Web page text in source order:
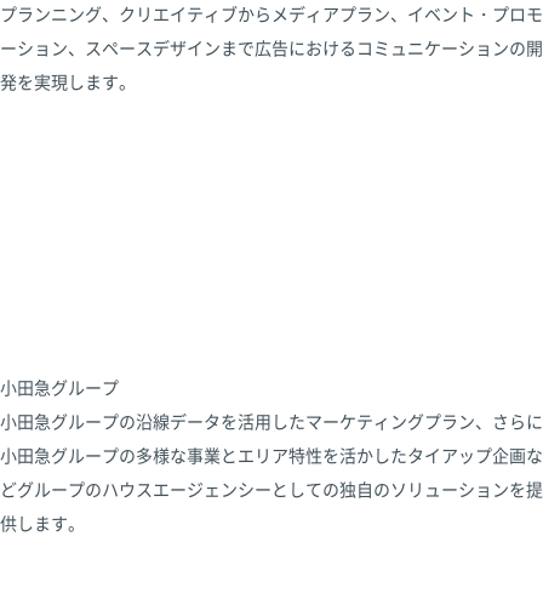
プランニング、クリエイティブからメディアプラン、イベント・プロモ
ーション、スペースデザインまで広告におけるコミュニケーションの開
発を実現します。
小田急グループ
小田急グループの沿線データを活用したマーケティングプラン、さらに
小田急グループの多様な事業とエリア特性を活かしたタイアップ企画な
どグループのハウスエージェンシーとしての独自のソリューションを提
供します。